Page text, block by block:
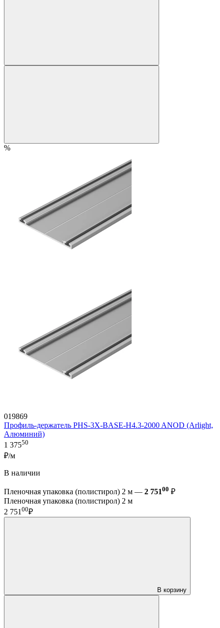
%
019869
Профиль-держатель PHS-3X-BASE-H4.3-2000 ANOD (Arlight,
Алюминий)
1 37550
₽/м
В наличии
Пленочная упаковка (полистирол) 2 м — 2 75100 ₽
Пленочная упаковка (полистирол) 2 м
2 75100₽
В корзину